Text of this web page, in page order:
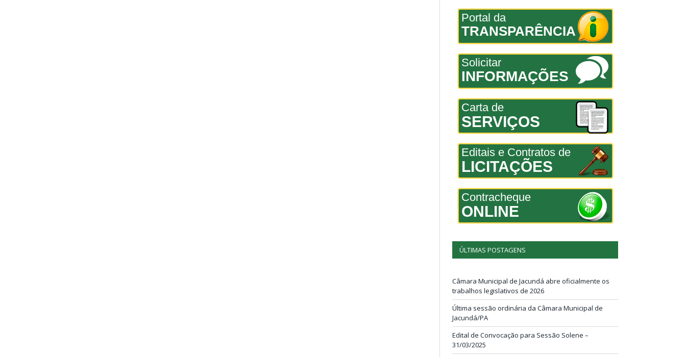
Portal da
TRANSPARÊNCIA
Solicitar
INFORMAÇÕES
Carta de
SERVIÇOS
Editais e Contratos de
LICITAÇÕES
Contracheque
ONLINE
ÚLTIMAS POSTAGENS
Câmara Municipal de Jacundá abre oficialmente os
trabalhos legislativos de 2026
Última sessão ordinária da Câmara Municipal de
Jacundá/PA
Edital de Convocação para Sessão Solene –
31/03/2025